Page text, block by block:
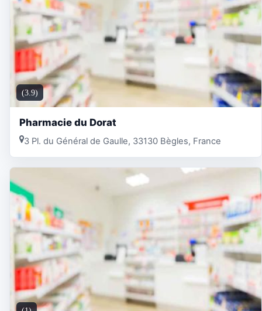
(3.9)
Pharmacie du Dorat
3 Pl. du Général de Gaulle, 33130 Bègles, France